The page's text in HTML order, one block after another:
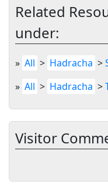
Related
under:
» All > Hadracha >
» All > Hadracha >
Visitor